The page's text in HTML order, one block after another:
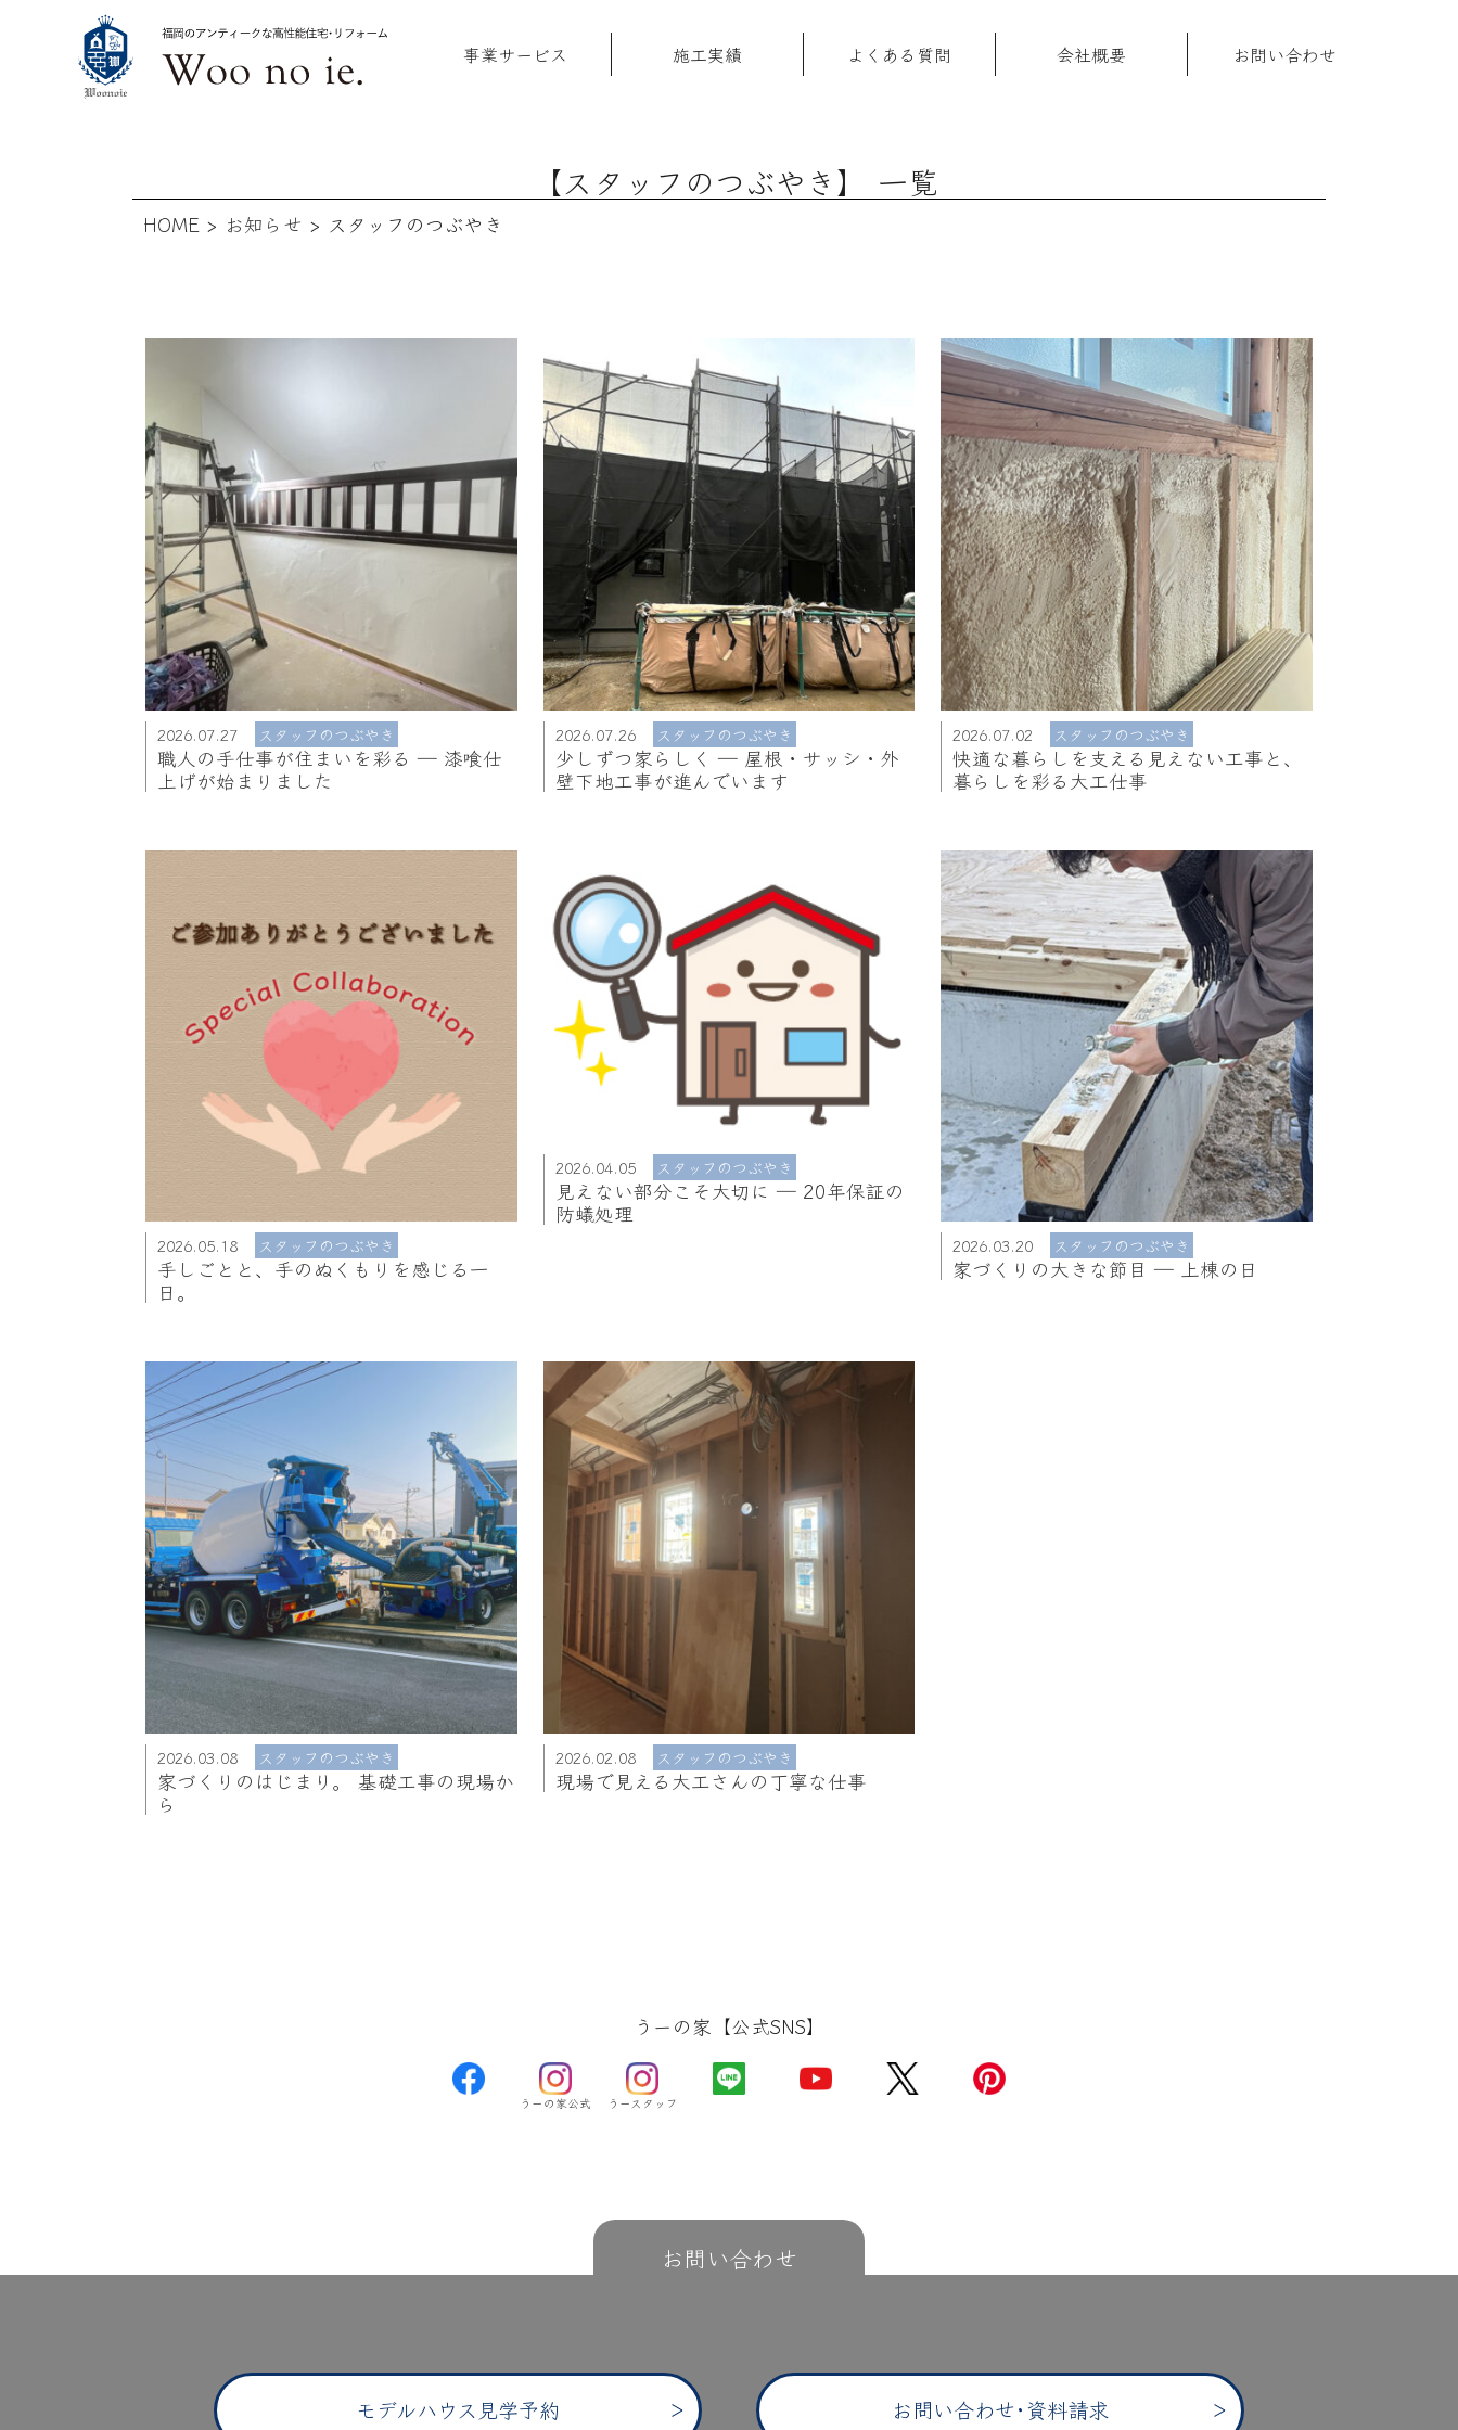
事業サービス 施工実績 よくある質問 会社概要 お問い合わせ
【スタッフのつぶやき】 一覧
HOME > お知らせ > スタッフのつぶやき
2026.07.27 スタッフのつぶやき
職人の手仕事が住まいを彩る ― 漆喰仕
上げが始まりました
2026.07.26 スタッフのつぶやき
少しずつ家らしく ― 屋根・サッシ・外
壁下地工事が進んでいます
2026.07.02 スタッフのつぶやき
快適な暮らしを支える見えない工事と、
暮らしを彩る大工仕事
2026.05.18 スタッフのつぶやき
手しごとと、手のぬくもりを感じる一
日。
2026.04.05 スタッフのつぶやき
見えない部分こそ大切に ― 20年保証の
防蟻処理
2026.03.20 スタッフのつぶやき
家づくりの大きな節目 ― 上棟の日
2026.03.08 スタッフのつぶやき
家づくりのはじまり。 基礎工事の現場か
ら
2026.02.08 スタッフのつぶやき
現場で見える大工さんの丁寧な仕事
うーの家【公式SNS】
うーの家公式 うースタッフ
お問い合わせ
モデルハウス見学予約 お問い合わせ･資料請求